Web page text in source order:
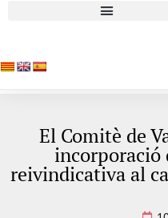
El Comitè de
incorporació
reivindicativa al